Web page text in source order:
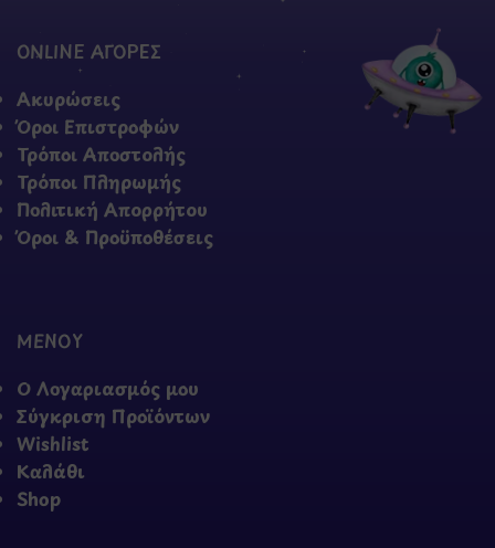
ONLINE ΑΓΟΡΕΣ
Ακυρώσεις
Όροι Επιστροφών
Τρόποι Αποστολής
Τρόποι Πληρωμής
Πολιτική Απορρήτου
Όροι & Προϋποθέσεις
ΜΕΝΟΥ
Ο Λογαριασμός μου
Σύγκριση Προϊόντων
Wishlist
Καλάθι
Shop